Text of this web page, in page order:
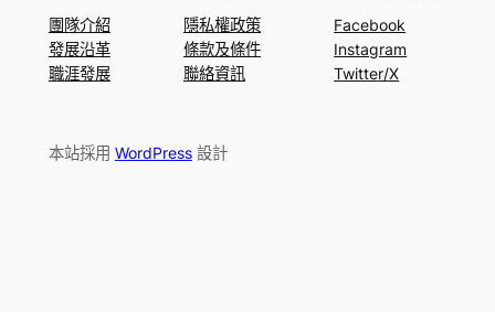
團隊介紹
發展沿革
職涯發展
隱私權政策
條款及條件
聯絡資訊
Facebook
Instagram
Twitter/X
本站採用 WordPress設計